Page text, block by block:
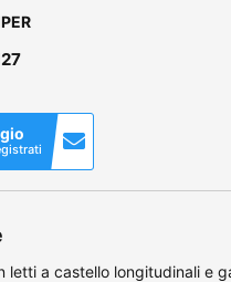
letti a castello longitudinali e